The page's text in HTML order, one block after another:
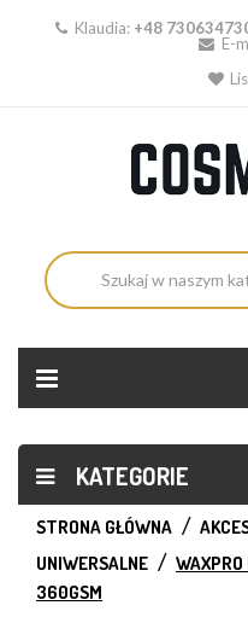
Klaudia: +48
E-
KATEGORIE
STRONA GŁÓWNA
UNIWERSALNE
360GSM